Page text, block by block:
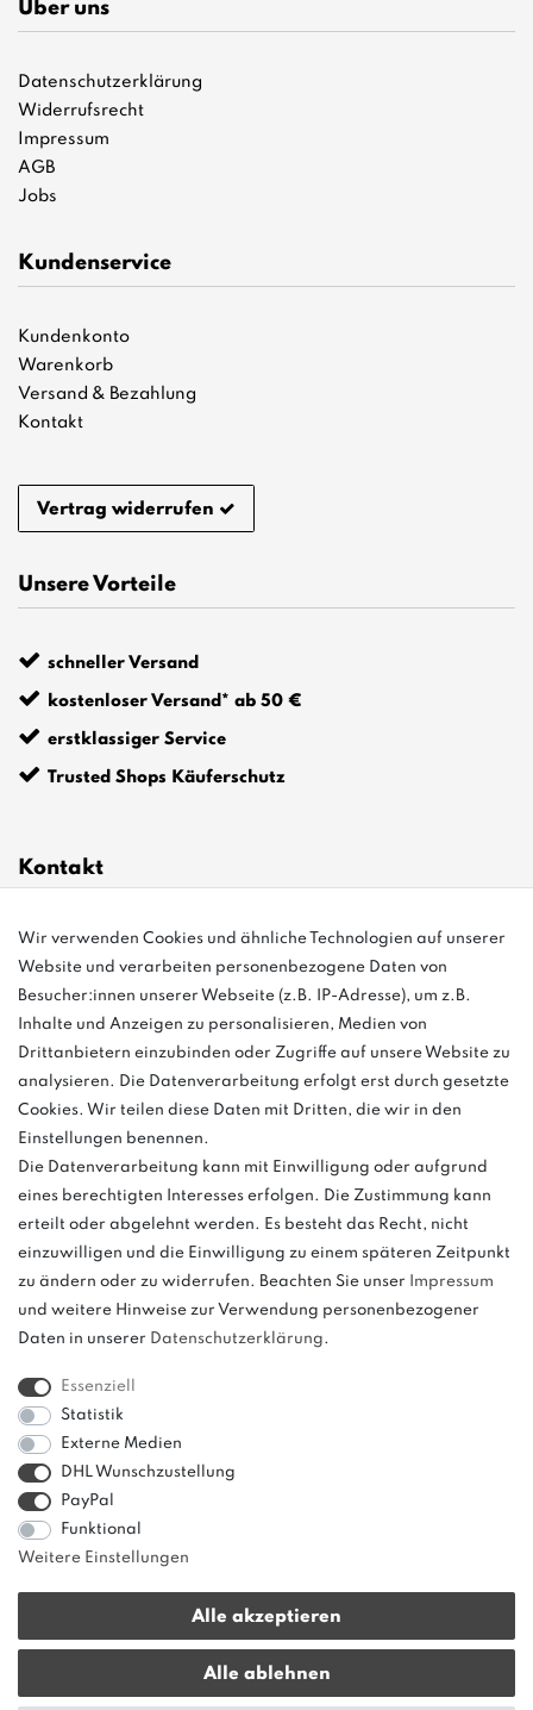
Über uns
Datenschutzerklärung
Widerrufsrecht
Impressum
AGB
Jobs
Kundenservice
Kundenkonto
Warenkorb
Versand & Bezahlung
Kontakt
Vertrag widerrufen
Unsere Vorteile
schneller Versand
kostenloser Versand* ab 50 €
erstklassiger Service
Trusted Shops Käuferschutz
Kontakt
info@bonvenon.de
03763 4048350
Montag - Freitag, 08:00 - 16:00
Anrufe aus dem dt. Festnetz zum Ortstarif, Preise aus dem Mobilfunknetz
ggf. abweichend (abhängig vom Provider).
und
weitere.
Wir verwenden Cookies und ähnliche Technologien auf unserer
Website und verarbeiten personenbezogene Daten von
Besucher:innen unserer Webseite (z.B. IP-Adresse), um z.B.
Inhalte und Anzeigen zu personalisieren, Medien von
Drittanbietern einzubinden oder Zugriffe auf unsere Website zu
analysieren. Die Datenverarbeitung erfolgt erst durch gesetzte
Cookies. Wir teilen diese Daten mit Dritten, die wir in den
Einstellungen benennen.
Die Datenverarbeitung kann mit Einwilligung oder aufgrund
eines berechtigten Interesses erfolgen. Die Zustimmung kann
erteilt oder abgelehnt werden. Es besteht das Recht, nicht
einzuwilligen und die Einwilligung zu einem späteren Zeitpunkt
zu ändern oder zu widerrufen. Beachten Sie unser
Impressum
und weitere Hinweise zur Verwendung personenbezogener
Daten in unserer Daten­schutz­erklärung.
Essenziell
Statistik
Externe Medien
DHL Wunschzustellung
PayPal
Funktional
Weitere Einstellungen
Alle akzeptieren
Alle ablehnen
Sinne einer Preisermäßigung, sondern lediglich
einen Preisvergleich zur unverbindlichen
Preisempfehlung seitens des Herstellers dar.